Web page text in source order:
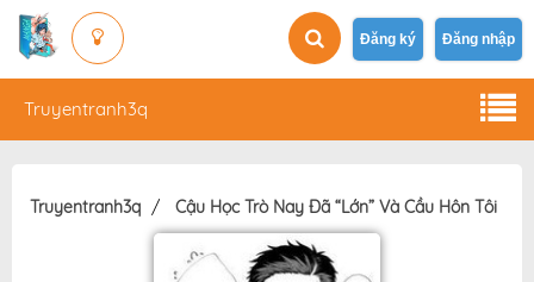
Đăng ký Đăng nhập
Truyentranh3q
Truyentranh3q Cậu Học Trò Nay Đã “Lớn” Và Cầu Hôn Tôi